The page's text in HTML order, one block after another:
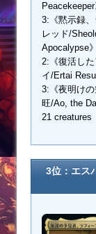
Peacekeeper
3:《黙示録
レッド/
Apocalypse》
2:《復活し
イ/Ertai
3:《夜明け
旺/Ao, the
21 creatures
3位：エス